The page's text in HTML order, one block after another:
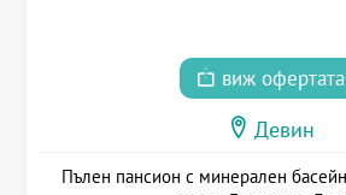
виж офертата
Девин
Пълен пансион с минерален